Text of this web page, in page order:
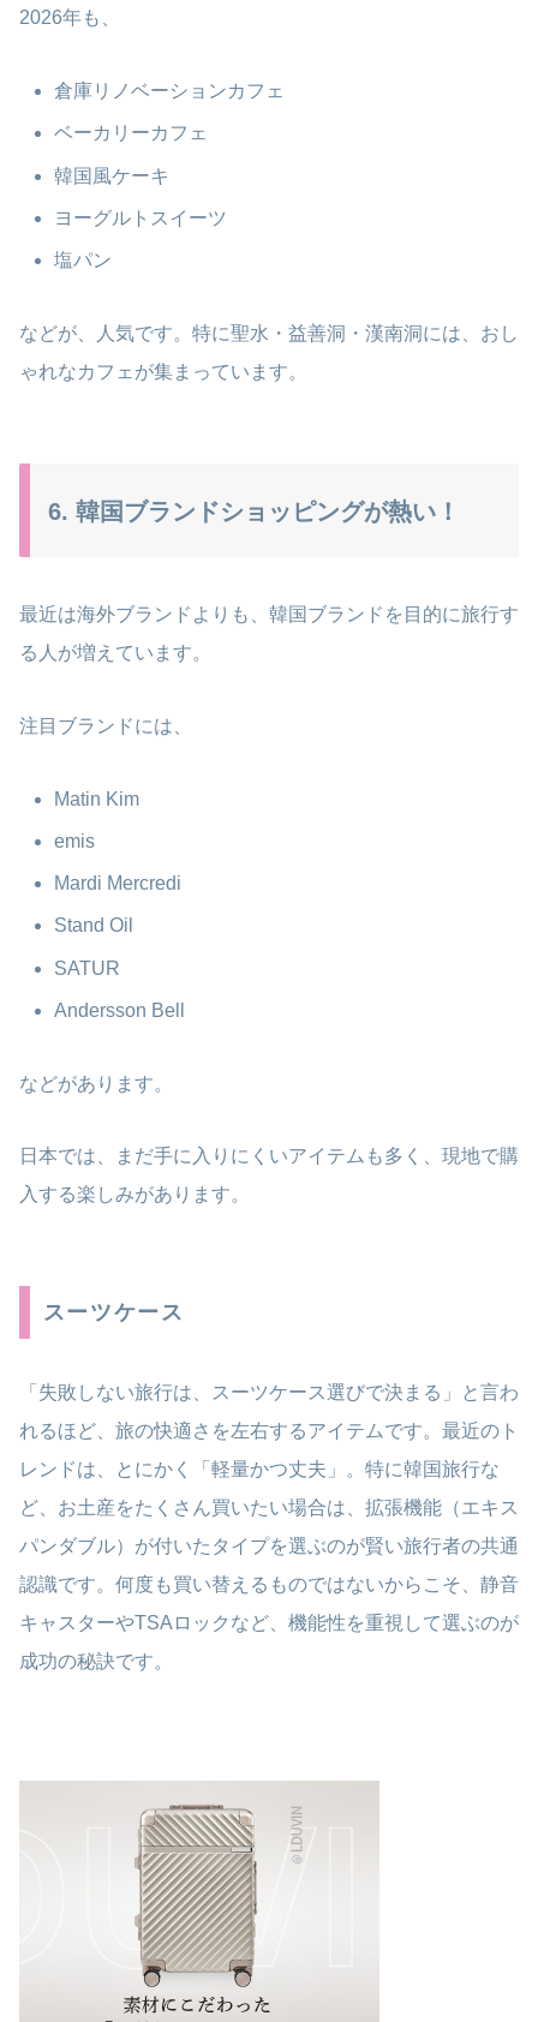
2026年も、
倉庫リノベーションカフェ
ベーカリーカフェ
韓国風ケーキ
ヨーグルトスイーツ
塩パン
などが、人気です。特に聖水・益善洞・漢南洞には、おし
ゃれなカフェが集まっています。
6. 韓国ブランドショッピングが熱い！
最近は海外ブランドよりも、韓国ブランドを目的に旅行す
る人が増えています。
注目ブランドには、
Matin Kim
emis
Mardi Mercredi
Stand Oil
SATUR
Andersson Bell
などがあります。
日本では、まだ手に入りにくいアイテムも多く、現地で購
入する楽しみがあります。
スーツケース
「失敗しない旅行は、スーツケース選びで決まる」と言わ
れるほど、旅の快適さを左右するアイテムです。最近のト
レンドは、とにかく「軽量かつ丈夫」。特に韓国旅行な
ど、お土産をたくさん買いたい場合は、拡張機能（エキス
パンダブル）が付いたタイプを選ぶのが賢い旅行者の共通
認識です。何度も買い替えるものではないからこそ、静音
キャスターやTSAロックなど、機能性を重視して選ぶのが
成功の秘訣です。